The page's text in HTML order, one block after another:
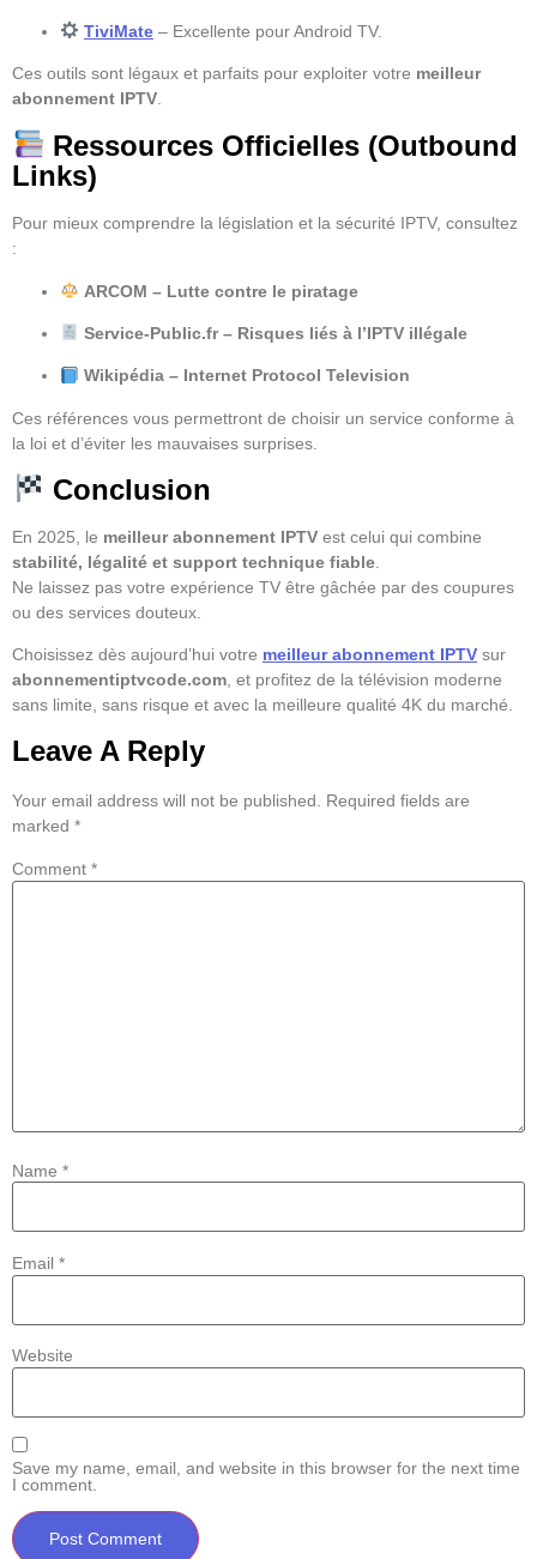
TiviMate– Excellente pour Android TV.
Ces outils sont légaux et parfaits pour exploiter votre meilleur
abonnement IPTV
Ressources Officielles (Outbound
Links)
Pour mieux comprendre la législation et la sécurité IPTV, consultez
:
ARCOM – Lutte contre le piratage
Service-Public.fr – Risques liés à l’IPTV illégale
Wikipédia – Internet Protocol Television
Ces références vous permettront de choisir un service conforme à
la loi et d’éviter les mauvaises surprises.
Conclusion
En 2025, le meilleur abonnement IPTV est celui qui combine
stabilité, légalité et support technique fiable
Ne laissez pas votre expérience TV être gâchée par des coupures
ou des services douteux.
Choisissez dès aujourd’hui votre meilleur abonnement IPTV sur
abonnementiptvcode.com , et profitez de la télévision moderne
sans limite, sans risque et avec la meilleure qualité 4K du marché.
Leave A Reply
Your email address will not be published.
Required fields are
marked *
Comment *
Name *
Email *
Website
Save my name, email, and website in this browser for the next time
I comment.